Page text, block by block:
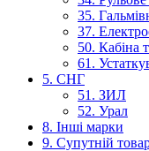
35.
37.
50. Кабіна
61.
5. СНГ
51. ЗИЛ
52. Урал
8. Інші марки
9. Супутній